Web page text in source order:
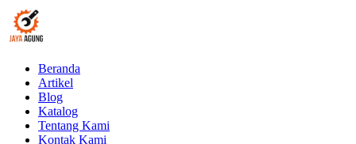
Beranda
Artikel
Blog
Katalog
Tentang Kami
Kontak Kami